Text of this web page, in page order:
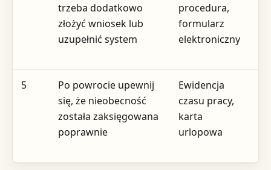
trzeba dodatkowo
złożyć wniosek lub
uzupełnić system
procedura,
formularz
elektroniczny
5
Po powrocie upewnij
się, że nieobecność
została zaksięgowana
poprawnie
Ewidencja
czasu pracy,
karta
urlopowa